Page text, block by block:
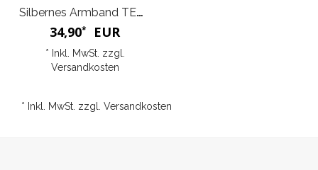
Silbernes Armband TENNIS
34,90* EUR
* Inkl. MwSt. zzgl.
Versandkosten
* Inkl. MwSt. zzgl. Versandkosten